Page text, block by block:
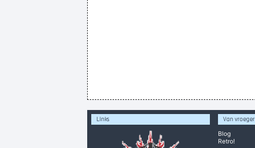
Links
Van vroeger
Blog
Retro!